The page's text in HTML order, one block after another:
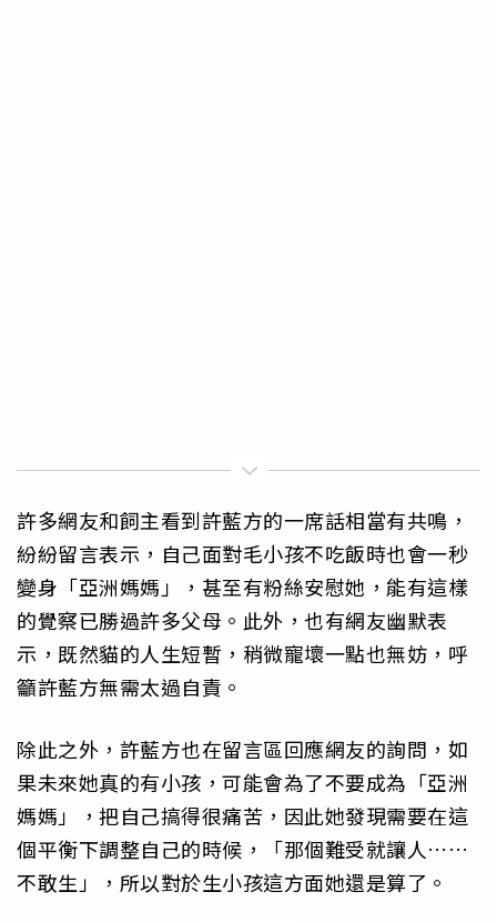
許多網友和飼主看到許藍方的一席話相當有共鳴，
紛紛留言表示，自己面對毛小孩不吃飯時也會一秒
變身「亞洲媽媽」，甚至有粉絲安慰她，能有這樣
的覺察已勝過許多父母。此外，也有網友幽默表
示，既然貓的人生短暫，稍微寵壞一點也無妨，呼
籲許藍方無需太過自責。
除此之外，許藍方也在留言區回應網友的詢問，如
果未來她真的有小孩，可能會為了不要成為「亞洲
媽媽」，把自己搞得很痛苦，因此她發現需要在這
個平衡下調整自己的時候，「那個難受就讓人……
不敢生」，所以對於生小孩這方面她還是算了。